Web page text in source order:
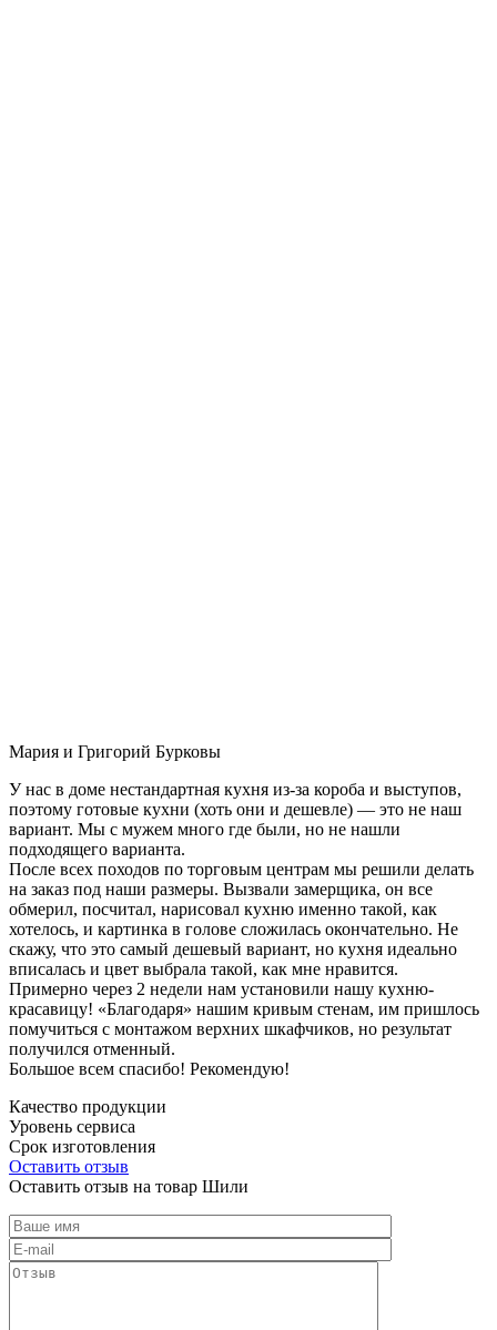
Мария и Григорий Бурковы
У нас в доме нестандартная кухня из-за короба и выступов,
поэтому готовые кухни (хоть они и дешевле) — это не наш
вариант. Мы с мужем много где были, но не нашли
подходящего варианта.
После всех походов по торговым центрам мы решили делать
на заказ под наши размеры. Вызвали замерщика, он все
обмерил, посчитал, нарисовал кухню именно такой, как
хотелось, и картинка в голове сложилась окончательно. Не
скажу, что это самый дешевый вариант, но кухня идеально
вписалась и цвет выбрала такой, как мне нравится.
Примерно через 2 недели нам установили нашу кухню-
красавицу! «Благодаря» нашим кривым стенам, им пришлось
помучиться с монтажом верхних шкафчиков, но результат
получился отменный.
Большое всем спасибо! Рекомендую!
Качество продукции
Уровень сервиса
Срок изготовления
Оставить отзыв
Оставить отзыв на товар Шили